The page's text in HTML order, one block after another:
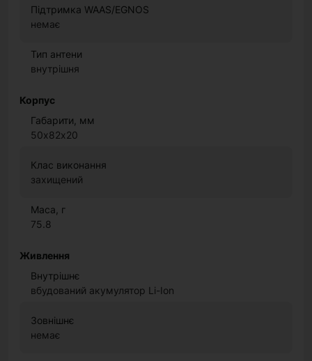
Підтримка WAAS/EGNOS
немає
Тип антени
внутрішня
Корпус
Габарити, мм
50х82х20
Клас виконання
захищений
Маса, г
75.8
Живлення
Внутрішнє
вбудований акумулятор Li-Ion
Зовнішнє
немає